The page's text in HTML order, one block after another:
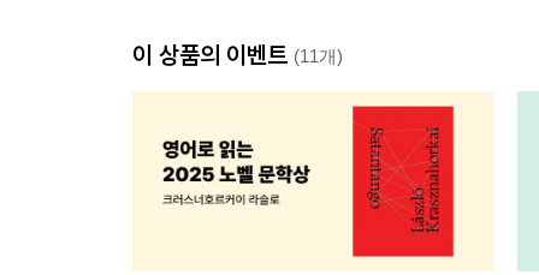
이 상품의 이벤트 (11개)